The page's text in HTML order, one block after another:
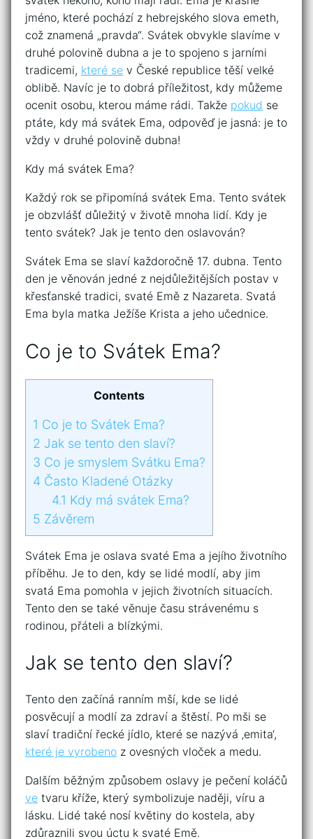
jméno, které pochází z hebrejského slova emeth,
což znamená „pravda“. Svátek obvykle slavíme v
druhé polovině dubna a je to spojeno s jarními
tradicemi, které se v České republice těší velké
oblibě. Navíc je to dobrá příležitost, kdy můžeme
ocenit osobu, kterou máme rádi. Takže pokud se
ptáte, kdy má svátek Ema, odpověď je jasná: je to
vždy v druhé polovině dubna!
Kdy má svátek Ema?
Každý rok se připomíná svátek Ema. Tento svátek
je obzvlášť důležitý v životě mnoha lidí. Kdy je
tento svátek? Jak je tento den oslavován?
Svátek Ema se slaví každoročně 17. dubna. Tento
den je věnován jedné z nejdůležitějších postav v
křesťanské tradici, svaté Emě z Nazareta. Svatá
Ema byla matka Ježíše Krista a jeho učednice.
Co je to Svátek Ema?
Contents
1 Co je to Svátek Ema?
2 Jak se tento den slaví?
3 Co je smyslem Svátku Ema?
4 Často Kladené Otázky
4.1 Kdy má svátek Ema?
5 Závěrem
Svátek Ema je oslava svaté Ema a jejího životního
příběhu. Je to den, kdy se lidé modlí, aby jim
svatá Ema pomohla v jejich životních situacích.
Tento den se také věnuje času strávenému s
rodinou, přáteli a blízkými.
Jak se tento den slaví?
Tento den začíná ranním mší, kde se lidé
posvěcují a modlí za zdraví a štěstí. Po mši se
slaví tradiční řecké jídlo, které se nazývá ‚emita‘,
které je vyrobeno z ovesných vloček a medu.
Dalším běžným způsobem oslavy je pečení koláčů
ve tvaru kříže, který symbolizuje naději, víru a
lásku. Lidé také nosí květiny do kostela, aby
zdůraznili svou úctu k svaté Emě.